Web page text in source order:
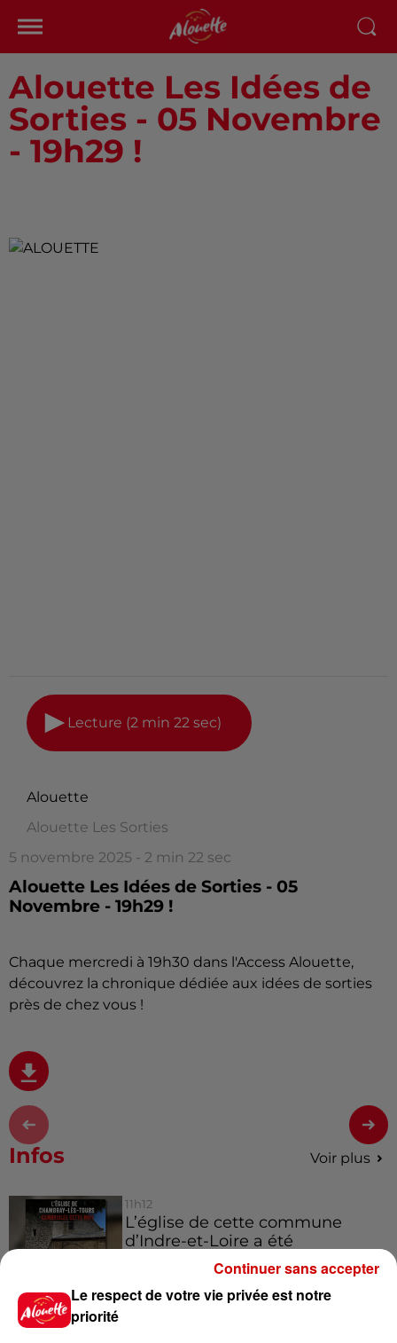
Alouette Les Idées de
Sorties - 05 Novembre
- 19h29 !
Lecture (2 min 22 sec)
Alouette
Alouette Les Sorties
5 novembre 2025 - 2 min 22 sec
Alouette Les Idées de Sorties - 05
Novembre - 19h29 !
Chaque mercredi à 19h30 dans l'Access Alouette,
découvrez la chronique dédiée aux idées de sorties
près de chez vous !
Infos Voir plus
11h12
L’église de cette commune
d’Indre-et-Loire a été
cambriolée, deux...
Le respect de votre vie privée est notre
priorité
Continuer sans accepter